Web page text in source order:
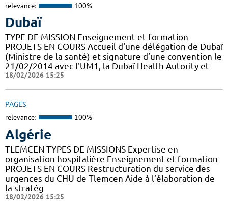
relevance: 100%
Dubaï
TYPE DE MISSION Enseignement et formation
PROJETS EN COURS Accueil d'une délégation de Dubaï
(Ministre de la santé) et signature d’une convention le
21/02/2014 avec l'UM1, la Dubaï Health Autority et
18/02/2026 15:25
PAGES
relevance: 100%
Algérie
TLEMCEN TYPES DE MISSIONS Expertise en
organisation hospitalière Enseignement et formation
PROJETS EN COURS Restructuration du service des
urgences du CHU de Tlemcen Aide à l’élaboration de
la stratég
18/02/2026 15:25